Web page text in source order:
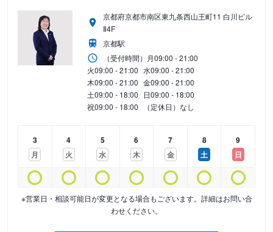
京都府京都市南区東九条西山王町11 白川ビル
Ⅱ4F
京都駅
（受付時間） 月09:00 - 21:00
火09:00 - 21:00 水09:00 - 21:00
木09:00 - 21:00 金09:00 - 21:00
土09:00 - 18:00 日09:00 - 18:00
祝09:00 - 18:00 （定休日）なし
3
月
4
火
5
水
6
木
7
金
8
土
9
日
※営業日・相談可能日が変更となる場合もございます。詳細はお問い合
わせください。